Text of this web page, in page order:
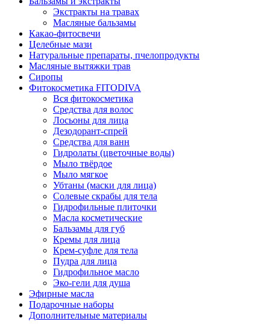
Экстракты на травах
Масляные бальзамы
Какао-фитосвечи
Целебные мази
Натуральные препараты, пчелопродукты
Масляные вытяжки трав
Сиропы
Фитокосметика FITODIVA
Вся фитокосметика
Средства для волос
Лосьоны для лица
Дезодорант-спрей
Средства для ванн
Гидролаты (цветочные воды)
Мыло твёрдое
Мыло мягкое
Убтаны (маски для лица)
Солевые скрабы для тела
Гидрофильные плиточки
Масла косметические
Бальзамы для губ
Кремы для лица
Крем-суфле для тела
Пудра для лица
Гидрофильное масло
Эко-гели для душа
Эфирные масла
Подарочные наборы
Дополнительные материалы